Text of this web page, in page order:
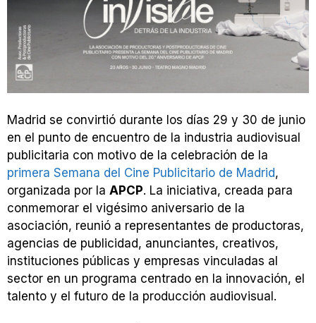
Madrid se convirtió durante los días 29 y 30 de junio
en el punto de encuentro de la industria audiovisual
publicitaria con motivo de la celebración de la
primera Semana del Cine Publicitario de Madrid,
organizada por la APCP. La iniciativa, creada para
conmemorar el vigésimo aniversario de la
asociación, reunió a representantes de productoras,
agencias de publicidad, anunciantes, creativos,
instituciones públicas y empresas vinculadas al
sector en un programa centrado en la innovación, el
talento y el futuro de la producción audiovisual.